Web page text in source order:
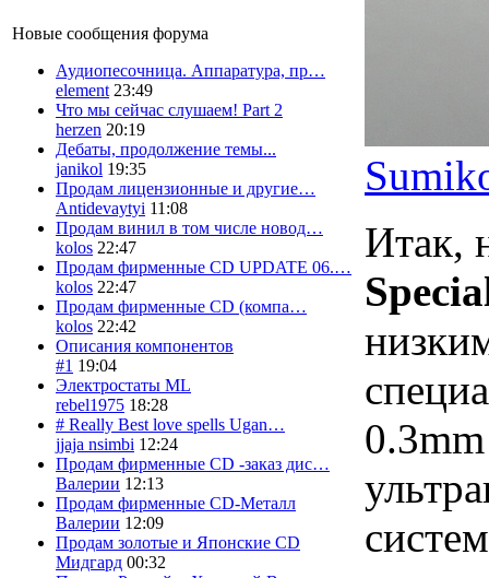
Новые сообщения форума
Аудиопесочница. Аппаратура, пр…
element 23:49
Что мы сейчас слушаем! Part 2
herzen 20:19
Дебаты, продолжение темы...
janikol 19:35
Продам лицензионные и другие…
Antidevaytyi 11:08
Продам винил в том числе новод…
kolos 22:47
Продам фирменные CD UPDATE 06.…
kolos 22:47
Продам фирменные CD (компа…
kolos 22:42
Описания компонентов
#1 19:04
Электростаты ML
rebel1975 18:28
# Really Best love spells Ugan…
jjaja nsimbi 12:24
Продам фирменные CD -заказ дис…
Валерии 12:13
Продам фирменные CD-Металл
Валерии 12:09
Продам золотые и Японские CD
Мидгард 00:32
Итак,